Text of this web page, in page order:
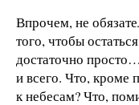
Впрочем, не
того, чтобы
достаточно
и всего. Что, кроме
к небесам? Что,